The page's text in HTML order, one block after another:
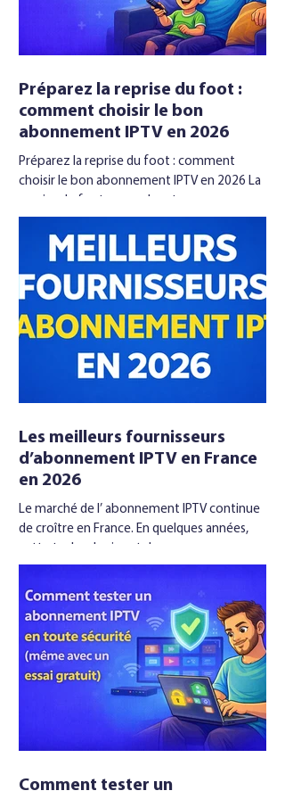
Préparez la reprise du foot :
comment choisir le bon
abonnement IPTV en 2026
Préparez la reprise du foot : comment
choisir le bon abonnement IPTV en 2026 La
chaque saison, la même question revient :
comment tout suivre sans exploser son
budget entre plusieurs plateformes et
bouquets TV classiques ? C’est précisément
là qu’intervient l’ abonnement iptv . Bien
configuré, il permet de centraliser chaînes
de sport, matchs internationaux, émissions
d’analyse et rediffusions sur un seul et
même environnement. Mais face à l
Les meilleurs fournisseurs
d’abonnement IPTV en France
en 2026
Le marché de l’ abonnement IPTV continue
de croître en France. En quelques années,
alternative sérieuse à la télévision
traditionnelle, séduisant des millions
d’utilisateurs à la recherche de flexibilité, de
diversité de contenus et de qualité d’image.
Mais face à la multiplication des offres, une
question revient sans cesse : quel
abonnement IPTV choisir en 2026 ? Fiabilité
des serveurs, stabilité du streaming, richesse
des chaînes, compati
Comment tester un